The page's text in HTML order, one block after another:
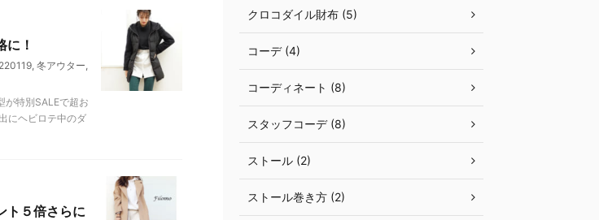
！
, 冬アウター,
が特別SALEで超お
にヘビロテ中のダ
ト５倍さらに
クロコダイル財布 (5)
コーデ (4)
コーディネート (8)
スタッフコーデ (8)
ストール (2)
ストール巻き方 (2)